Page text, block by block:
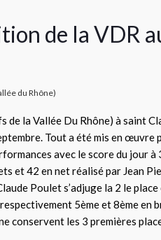
de la VDR
du Rhône)
de la Vallée Du Rhône) à saint
Tout a été mis en œuvre
avec le score du jour à
et 42 en net réalisé par Jean
Poulet s’adjuge la 2 le
5ème et 8ème en
conservent les 3 premières